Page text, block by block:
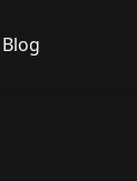
Blog